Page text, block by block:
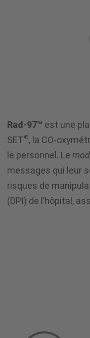
Rad-97™ est une
SET®, la CO-
le personnel. Le
messages qui leur
risques de
(DPI) de l’hôpital,